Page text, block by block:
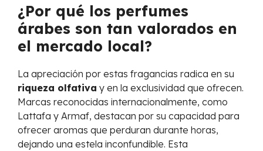
¿Por qué los perfumes
árabes son tan valorados en
el mercado local?
La apreciación por estas fragancias radica en su
riqueza olfativa y en la exclusividad que ofrecen.
Marcas reconocidas internacionalmente, como
Lattafa y Armaf, destacan por su capacidad para
ofrecer aromas que perduran durante horas,
dejando una estela inconfundible. Esta